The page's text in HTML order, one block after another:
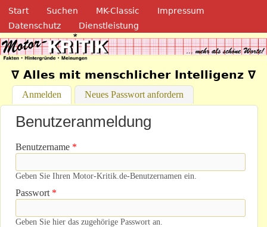
Direkt zum Inhalt
Navigation
Start Suchen MK-Classic
Impressum
Datenschutz
Dienstleistung
Motor-Kritik.de
∇ Alles mit menschlicher Intelligenz ∇
Anmelden (aktiver Reiter)
Neues Passwort anfordern
Benutzeranmeldung
Benutzername *
Geben Sie Ihren Motor-Kritik.de-Benutzernamen ein.
Passwort *
Geben Sie hier das zugehörige Passwort an.